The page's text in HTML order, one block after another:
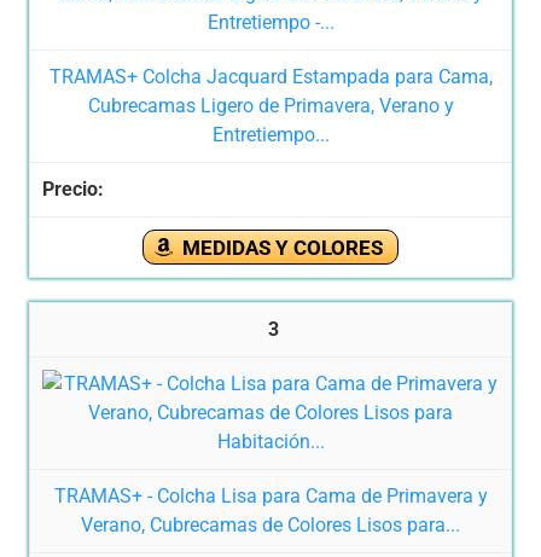
TRAMAS+ Colcha Jacquard Estampada para Cama,
Cubrecamas Ligero de Primavera, Verano y
Entretiempo...
MEDIDAS Y COLORES
3
TRAMAS+ - Colcha Lisa para Cama de Primavera y
Verano, Cubrecamas de Colores Lisos para...